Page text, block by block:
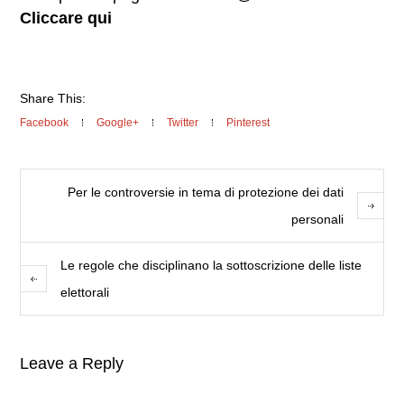
Cliccare qui
Share This:
Facebook Google+ Twitter Pinterest
Per le controversie in tema di protezione dei dati
personali
Le regole che disciplinano la sottoscrizione delle liste
elettorali
Leave a Reply